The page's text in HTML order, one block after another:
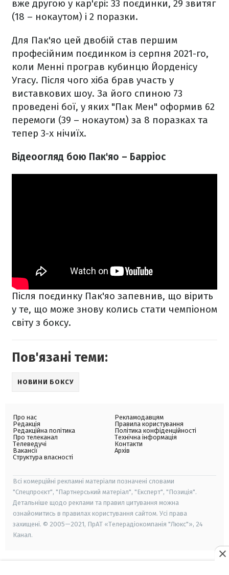
вже другою у кар'єрі: 33 поєдинки, 29 звитяг
(18 – нокаутом) і 2 поразки.
Для Пак'яо цей двобій став першим
професійним поєдинком із серпня 2021-го,
коли Менні програв кубинцю Йорденісу
Угасу. Після чого хіба брав участь у
виставкових шоу. За його спиною 73
проведені бої, у яких "Пак Мен" оформив 62
перемоги (39 – нокаутом) за 8 поразках та
тепер 3-х нічиїх.
Відеоогляд бою Пак'яо – Барріос
Після поєдинку Пак'яо запевнив, що вірить
у те, що може знову колись стати чемпіоном
світу з боксу.
Пов'язані теми:
НОВИНИ БОКСУ
Про нас
Редакція
Редакційна політика
Про телеканал
Телеведучі
Вакансії
Структура власності
Рекламодавцям
Правила користування
Політика конфіденційності
Технічна інформація
Контакти
Архів
Всі комерційні рекламні матеріали позначені словами
"Спецпроєкт", "Партнерський матеріал", "Експерт", "Позиція".
Детальніше щодо реклами та правил цитування можна
ознайомитись в правилах користування сайтом. Усі права
захищені. © 2005—2021, ПрАТ «Телерадіокомпанія "Люкс"», 24
Канал.